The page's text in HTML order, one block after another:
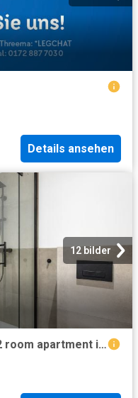
Details ansehen
12 bilder
Bright and stylishly furnished 2 room apartment in Bremen Osterholz, Bremen Amsterdam Apartments for Rent